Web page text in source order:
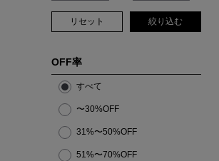
リセット 絞り込む
OFF率
すべて
〜30%OFF
31%〜50%OFF
51%〜70%OFF